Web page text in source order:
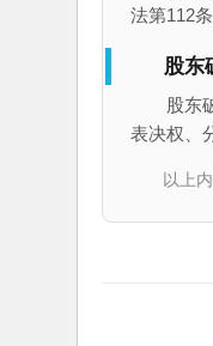
法第112
股东
股东
表决权、
以上